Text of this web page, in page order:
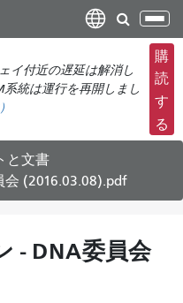
ナ
ビ
ゲ
ー
シ
ョ
切
替
え
イ付近の遅延は解消し
統は運行を再開しまし
購
読
す
る
と文書
会 (2016.03.08).pdf
- DNA委員会